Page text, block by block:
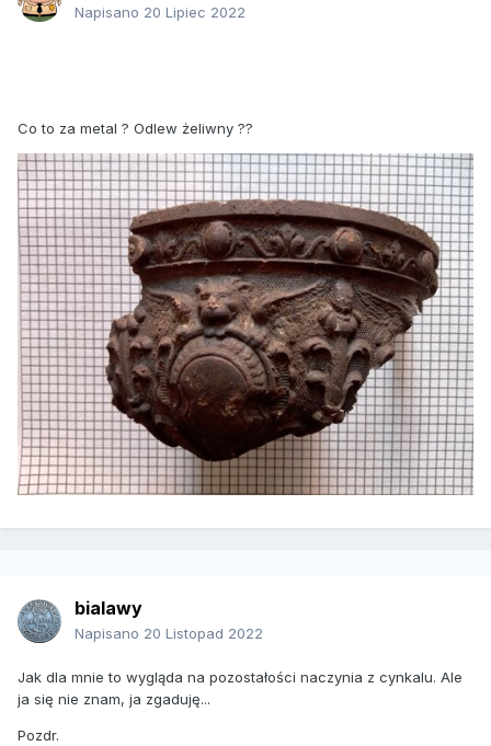
Napisano 20 Lipiec 2022
Co to za metal ? Odlew żeliwny ??
bialawy
Napisano 20 Listopad 2022
Jak dla mnie to wygląda na pozostałości naczynia z cynkalu. Ale
ja się nie znam, ja zgaduję...
Pozdr.